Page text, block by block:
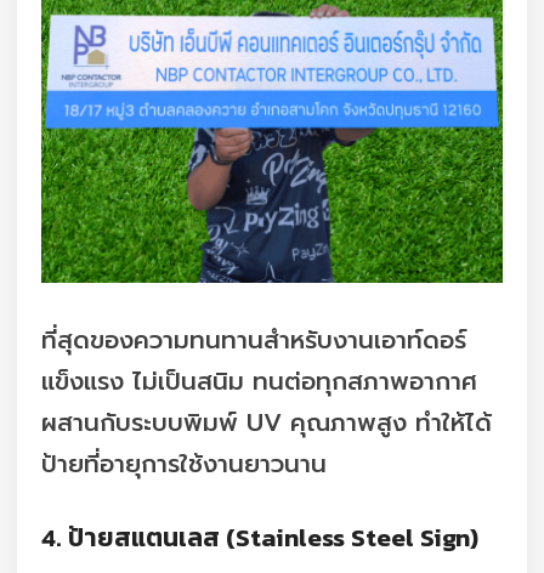
ที่สุดของความทนทานสำหรับงานเอาท์ดอร์
แข็งแรง ไม่เป็นสนิม ทนต่อทุกสภาพอากาศ
ผสานกับระบบพิมพ์ UV คุณภาพสูง ทำให้ได้
ป้ายที่อายุการใช้งานยาวนาน
4. ป้ายสแตนเลส (Stainless Steel Sign)